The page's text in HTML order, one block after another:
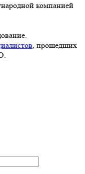
компанией
, прошедших